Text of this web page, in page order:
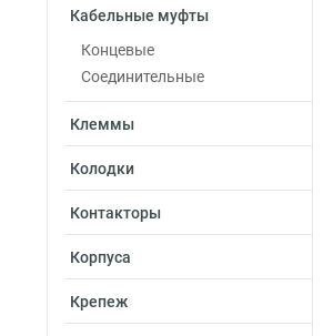
Кабельные муфты
Концевые
Соединительные
Клеммы
Колодки
Контакторы
Корпуса
Крепеж